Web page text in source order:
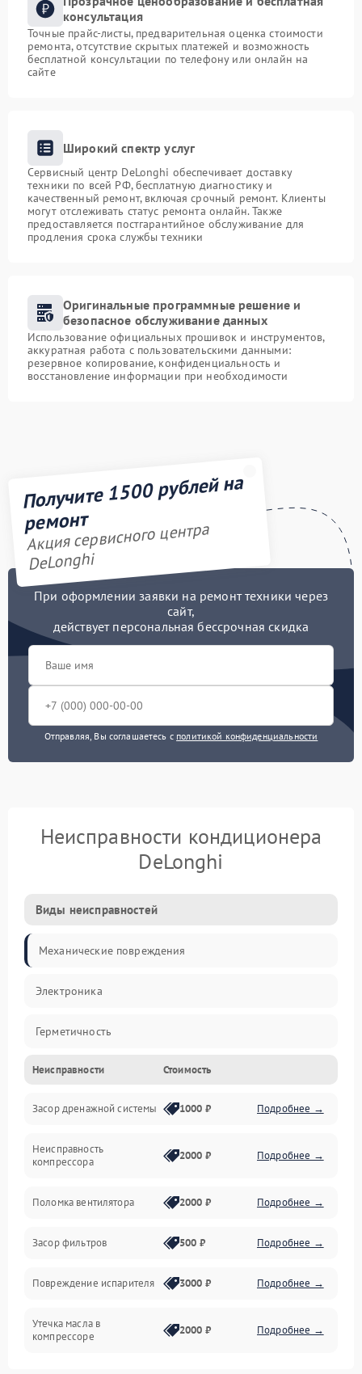
консультация
Точные прайс-листы, предварительная оценка стоимости
ремонта, отсутствие скрытых платежей и возможность
бесплатной консультации по телефону или онлайн на
сайте
Широкий спектр услуг
Сервисный центр DeLonghi обеспечивает доставку
техники по всей РФ, бесплатную диагностику и
качественный ремонт, включая срочный ремонт. Клиенты
могут отслеживать статус ремонта онлайн. Также
предоставляется постгарантийное обслуживание для
продления срока службы техники
Оригинальные программные решение и
безопасное обслуживание данных
Использование официальных прошивок и инструментов,
аккуратная работа с пользовательскими данными:
резервное копирование, конфиденциальность и
восстановление информации при необходимости
Получите 1500 рублей на
ремонт
Акция сервисного центра
DeLonghi
При оформлении заявки на ремонт техники через
сайт,
действует персональная бессрочная скидка
Отправляя, Вы соглашаетесь с политикой конфиденциальности
Неисправности кондиционера
DeLonghi
Виды неисправностей
Механические повреждения
Электроника
Герметичность
Механика
Управление
Электропитание
Неисправности Стоимость
Засор дренажной системы 1000 ₽ Подробнее →
Неисправность
компрессора
2000 ₽ Подробнее →
Поломка вентилятора 2000 ₽ Подробнее →
Засор фильтров 500 ₽ Подробнее →
Повреждение испарителя 3000 ₽ Подробнее →
Утечка масла в
компрессоре
2000 ₽ Подробнее →